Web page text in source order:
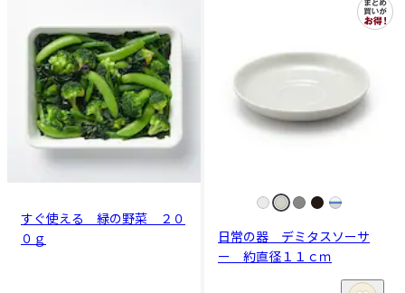
すぐ使える 緑の野菜 ２０
０ｇ
日常の器 デミタスソーサ
ー 約直径１１ｃｍ